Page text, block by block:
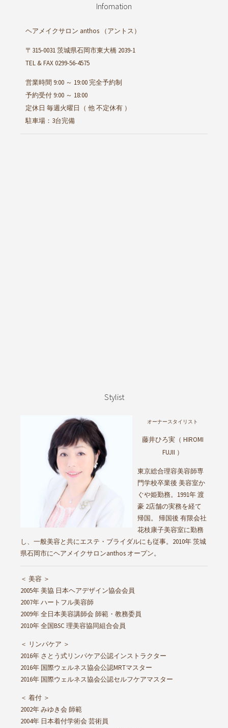
Infomation
ヘアメイクサロン anthos （アントス）
〒315-0031 茨城県石岡市東大橋 2039-1
TEL & FAX 0299-56-4575
営業時間 9:00 ～ 19:00 完全予約制
予約受付 9:00 ～ 18:00
定休日 毎週火曜日（ 他 不定休有 ）
駐車場：3台完備
Stylist
オーナースタイリスト
藤井ひろ実（ HIROMI
FUJII ）
東京総合理容美容師専
門学校卒業後 美容室か
ぐや姫勤務。1991年 渡
豪 2店舗の実務を経て
帰国。 帰国後 有限会社
花枝康子美容室に勤務
し、一般美容と共にエステ・ブライダルにも従事。2010年 茨城
県石岡市にヘアメイクサロンanthos オープン。
＜ 美容 ＞
2005年 美協 日本ヘアデザイン協会会員
2007年 ハートフル美容師
2009年 全日本美容講師会 師範・教務委員
2010年 全国BSC 理美容協同組合会員
＜ リンパケア ＞
2016年 さとう式リンパケア公認インストラクター
2016年 国際ウェルネス協会公認MRTマスター
2016年 国際ウェルネス協会公認セルフケアマスター
＜ 着付 ＞
2002年 みゆき会 師範
2004年 日本着付学術会 芸術員